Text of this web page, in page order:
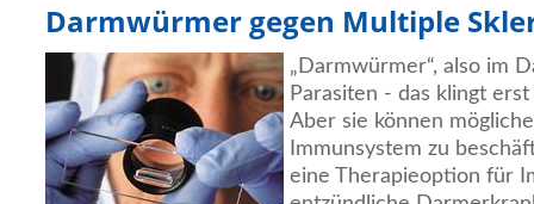
Darmwürmer gegen Multiple
„Darmwürmer“, also im
Parasiten - das klingt
Aber sie können
Immunsystem zu
eine Therapieoption für